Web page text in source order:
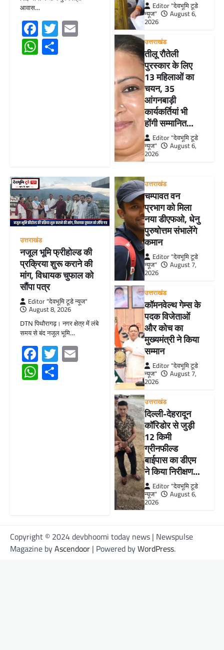
आवास…
Facebook
TwitterEmail
WhatsApp
Editor "देवभूमि टूडे
न्यूज"
August 6,
2026
उत्तराखंड
तीलू रौतेली
पुरस्कार के लिए
13 महिलाओं का
चयन, 35
आंगनबाड़ी
कार्यकर्तियां भी
होंगी सम्मानित…
Editor "देवभूमि टूडे
न्यूज"
August 6,
2026
उत्तराखंड
नजूल भूमि फ्रीहोल्ड की
प्रक्रिया शुरू कराने की
मांग, विधायक चुफाल को
सौंपा पत्र
Editor "देवभूमि टूडे न्यूज"
August 8, 2026
DTN पिथौरागढ़। नगर क्षेत्र में लंबे
समय से बंद नजूल भूमि…
Facebook
TwitterEmail
WhatsApp
उत्तराखंड
चम्पावत वन
प्रभाग को मिला
नया डीएफओ, धेनु
पुरुषोत्तम संभालेंगे
कमान
Editor "देवभूमि टूडे
न्यूज"
August 7,
2026
उत्तराखंड
कॉमनवेल्थ गेम्स के
पदक विजेताओं
और कोच का
मुख्यमंत्री ने किया
सम्मान
Editor "देवभूमि टूडे
न्यूज"
August 7,
2026
उत्तराखंड
दिल्ली-देहरादून
कॉरिडोर से जुड़ी
12 किमी
ग्रीनफील्ड
बाईपास का डीएम
ने किया निरीक्षण…
Editor "देवभूमि टूडे
न्यूज"
August 6,
2026
Copyright © 2024 devbhoomi today news | Newspulse
Magazine byAscendoor | Powered byWordPress.